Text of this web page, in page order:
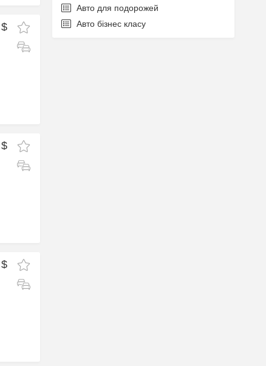
Авто для подорожей
Авто бізнес класу